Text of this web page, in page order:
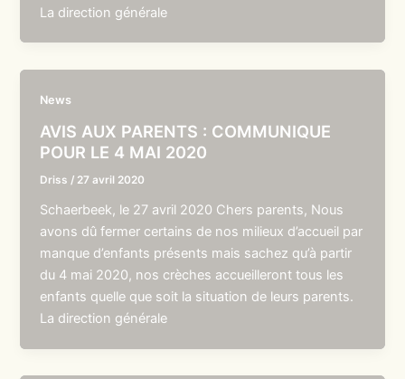
La direction générale
News
AVIS AUX PARENTS : COMMUNIQUE
POUR LE 4 MAI 2020
Driss / 27 avril 2020
Schaerbeek, le 27 avril 2020 Chers parents, Nous
avons dû fermer certains de nos milieux d’accueil par
manque d’enfants présents mais sachez qu’à partir
du 4 mai 2020, nos crèches accueilleront tous les
enfants quelle que soit la situation de leurs parents.
La direction générale